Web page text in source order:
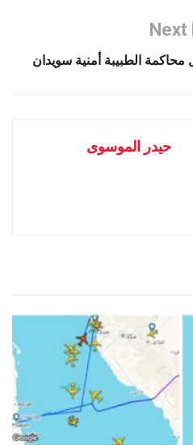
Next
الطبيبة أمنية سويدان
حيدر الموسوى